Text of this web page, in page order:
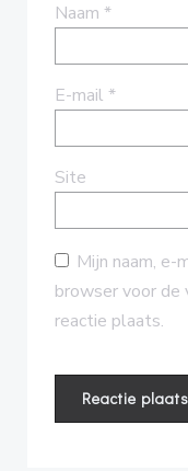
Naam *
E-mail *
Site
Mijn naam, e-
browser voor de
reactie plaats.